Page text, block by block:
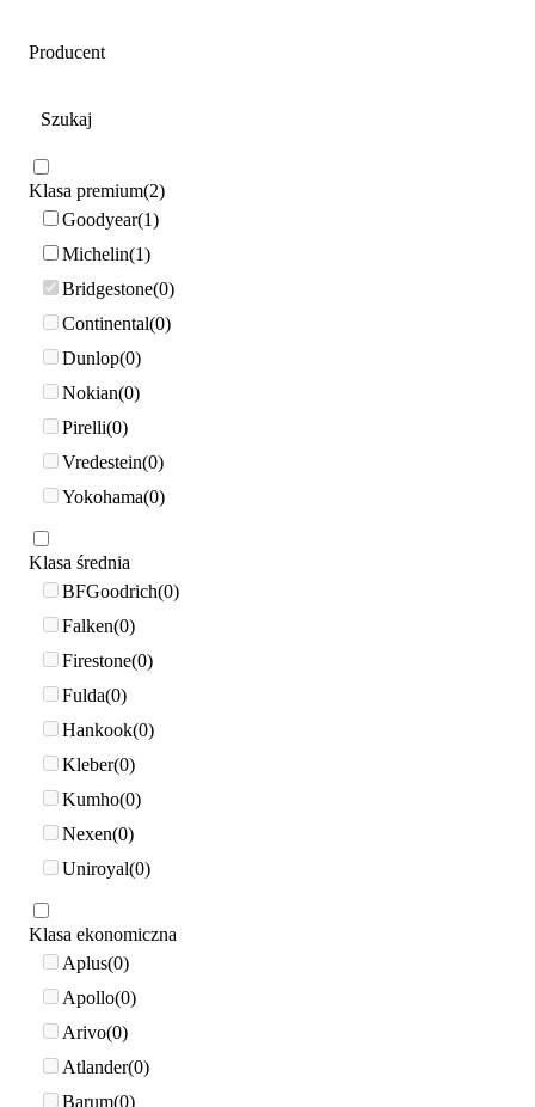
Producent
Klasa premium 2
Goodyear 1
Michelin 1
Bridgestone 0
Continental 0
Dunlop 0
Nokian 0
Pirelli 0
Vredestein 0
Yokohama 0
Klasa średnia
BFGoodrich 0
Falken 0
Firestone 0
Fulda 0
Hankook 0
Kleber 0
Kumho 0
Nexen 0
Uniroyal 0
Klasa ekonomiczna
Aplus 0
Apollo 0
Arivo 0
Atlander 0
Barum 0